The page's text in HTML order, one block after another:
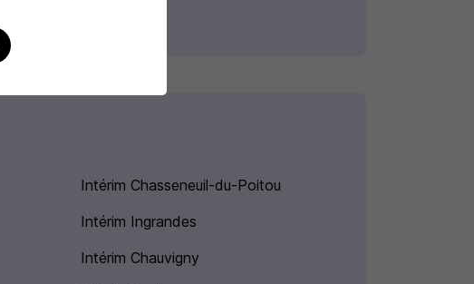
Intérim Chasseneuil-du-Poitou
Intérim Ingrandes
Intérim Chauvigny